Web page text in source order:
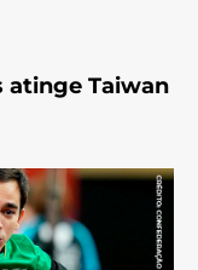
atinge Taiwan